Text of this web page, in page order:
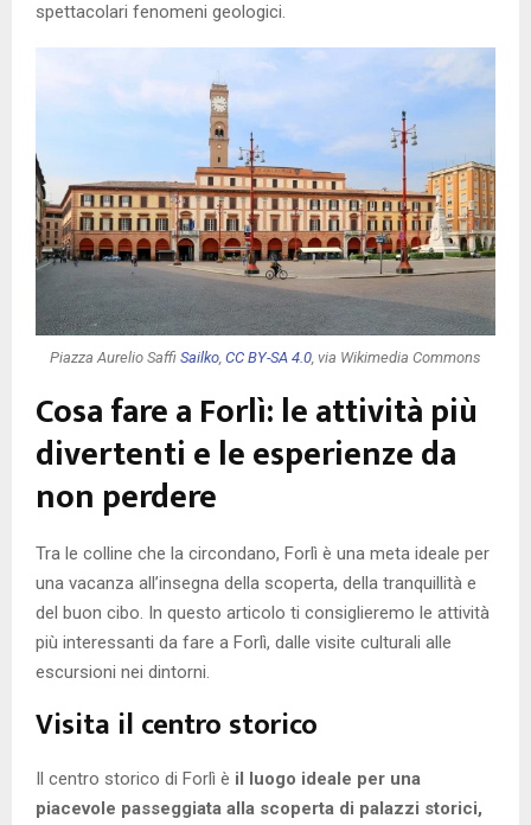
spettacolari fenomeni geologici.
Piazza Aurelio Saffi Sailko CC BY-SA 4.0 , via Wikimedia Commons
Cosa fare a Forlì: le attività più
divertenti e le esperienze da
non perdere
Tra le colline che la circondano, Forlì è una meta ideale per
una vacanza all’insegna della scoperta, della tranquillità e
del buon cibo. In questo articolo ti consiglieremo le attività
più interessanti da fare a Forlì, dalle visite culturali alle
escursioni nei dintorni.
Visita il centro storico
Il centro storico di Forlì è il luogo ideale per una
piacevole passeggiata alla scoperta di palazzi storici,